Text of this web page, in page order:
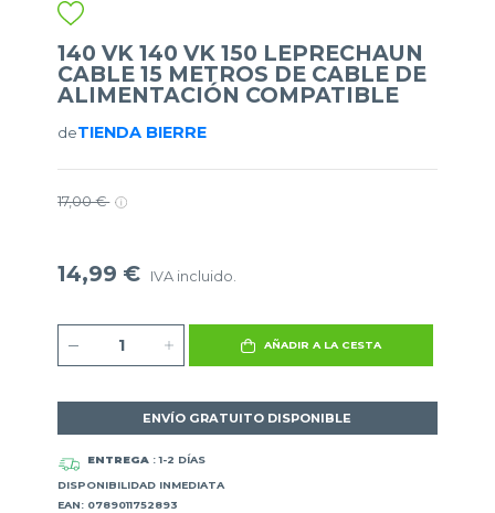
140 VK 140 VK 150 LEPRECHAUN
CABLE 15 METROS DE CABLE DE
ALIMENTACIÓN COMPATIBLE
deTIENDA BIERRE
17,00 €
14,99 € IVA incluido.
AÑADIR A LA CESTA
ENVÍO GRATUITO DISPONIBLE
ENTREGA: 1-2 DÍAS
DISPONIBILIDAD INMEDIATA
EAN: 0789011752893